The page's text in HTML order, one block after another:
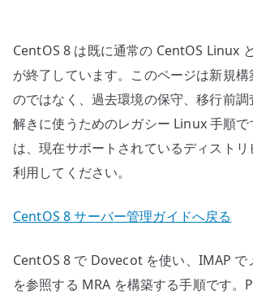
へ
の
CentOS 8 は既に通常の CentOS Linux
が終了しています。このページは新規構
のではなく、過去環境の保守、移行前
解きに使うためのレガシー Linux 手順
は、現在サポートされているディスト
利用してください。
CentOS 8 サーバー管理ガイドへ戻る
CentOS 8 で Dovecot を使い、IMAP で
を参照する MRA を構築する手順です